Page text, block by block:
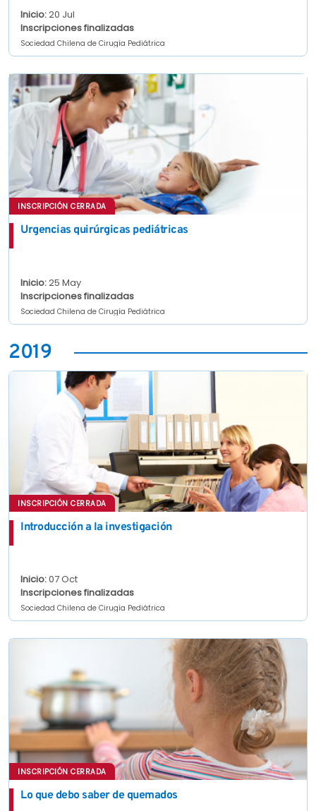
Inicio:20 Jul
Inscripciones finalizadas
Sociedad Chilena de Cirugía Pediátrica
INSCRIPCIÓN CERRADA
Urgencias quirúrgicas pediátricas
Inicio:25 May
Inscripciones finalizadas
Sociedad Chilena de Cirugía Pediátrica
2019
INSCRIPCIÓN CERRADA
Introducción a la investigación
Inicio:07 Oct
Inscripciones finalizadas
Sociedad Chilena de Cirugía Pediátrica
INSCRIPCIÓN CERRADA
Lo que debo saber de quemados